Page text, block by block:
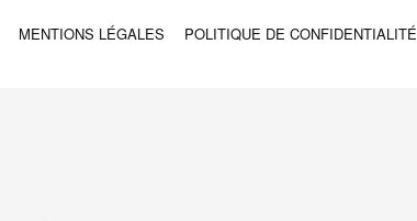
MENTIONS LÉGALES POLITIQUE DE CONFIDENTIALITÉ